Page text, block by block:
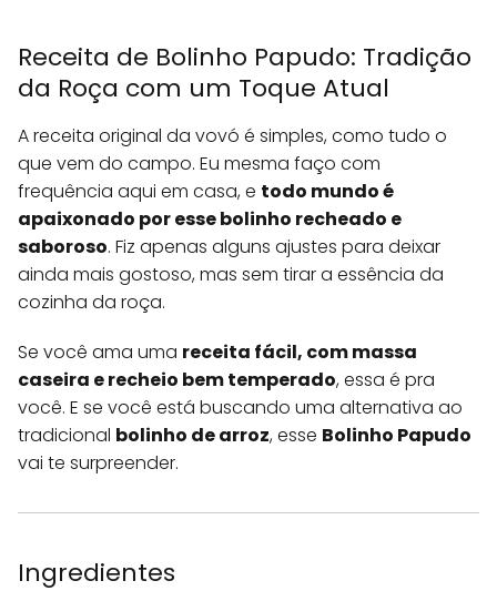
Receita de Bolinho Papudo: Tradição
da Roça com um Toque Atual
A receita original da vovó é simples, como tudo o
que vem do campo. Eu mesma faço com
frequência aqui em casa, e todo mundo é
apaixonado por esse bolinho recheado e
saboroso. Fiz apenas alguns ajustes para deixar
ainda mais gostoso, mas sem tirar a essência da
cozinha da roça.
Se você ama uma receita fácil, com massa
caseira e recheio bem temperado, essa é pra
você. E se você está buscando uma alternativa ao
tradicional bolinho de arroz, esse Bolinho Papudo
vai te surpreender.
Ingredientes